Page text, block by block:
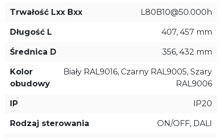
Trwałość Lxx Bxx L80B10@50.000h
Długość L 407, 457 mm
Średnica D 356, 432 mm
Kolor
obudowy
Biały RAL9016, Czarny RAL9005, Szary
RAL9006
IP IP20
Rodzaj sterowania ON/OFF, DALI